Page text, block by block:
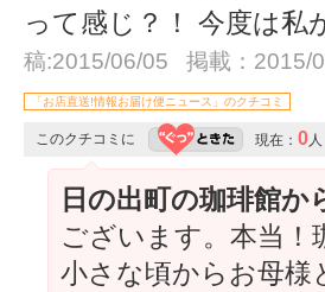
って感じ？！ 今度は
稿:2015/06/05 掲載：2015/
「お店直送!情報お届け便ニュース」のクチコミ
このクチコミに 現在： 0人
日の出町の珈琲館か
ございます。本当
小さな頃からお母様